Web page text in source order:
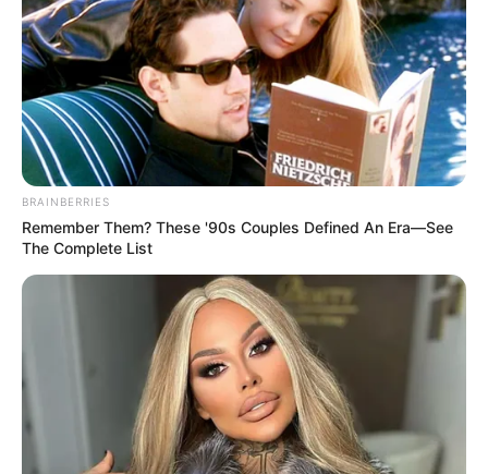
BRAINBERRIES
Remember Them? These '90s Couples Defined An Era—See
The Complete List